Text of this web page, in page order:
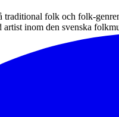
traditional folk och folk-
inom den svenska